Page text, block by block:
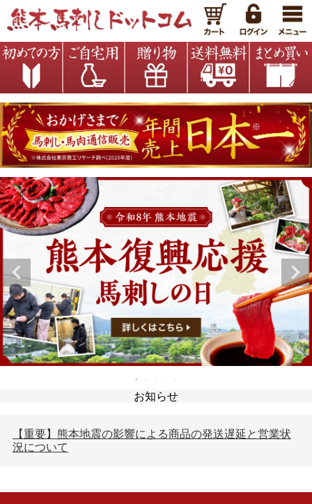
お知らせ
【重要】熊本地震の影響による商品の発送遅延と営業状
況について